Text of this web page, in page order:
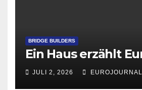
BRIDGE BUILDERS
Ein Haus erzählt
JULI 2, 2026 EUROJOURNAL